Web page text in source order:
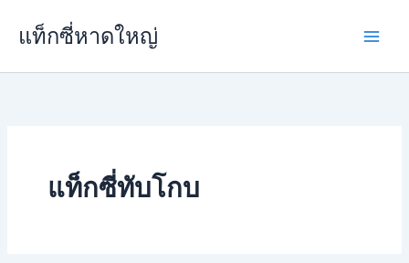
แท็กซี่หาดใหญ่
แท็กซี่ทับโกบ